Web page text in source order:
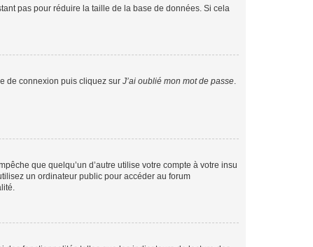
pas pour réduire la taille de la base de données. Si cela
de connexion puis cliquez sur J’ai oublié mon mot de passe.
que quelqu’un d’autre utilise votre compte à votre insu
un ordinateur public pour accéder au forum